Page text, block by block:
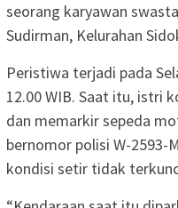
seorang karyawan
Sudirman, Kelurahan
Peristiwa terjadi pada
12.00 WIB. Saat itu, istri
dan memarkir sepeda
bernomor polisi W-2593-
kondisi setir tidak